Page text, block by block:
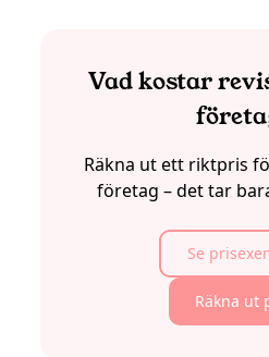
Vad kostar
Räkna ut ett riktpris
företag – det tar
Se
Räkna ut